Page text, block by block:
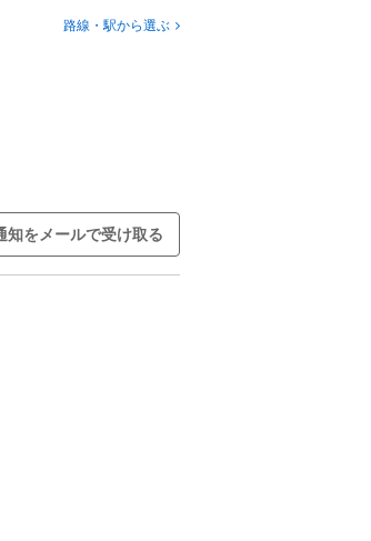
路線・駅から選ぶ
知をメールで受け取る